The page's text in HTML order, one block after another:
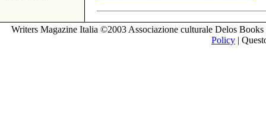
Writers Magazine Italia ©2003 Associazione culturale Delos
Policy |